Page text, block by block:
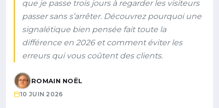
que je passe trois jours à regarder les visiteurs
passer sans s’arrêter. Découvrez pourquoi une
signalétique bien pensée fait toute la
différence en 2026 et comment éviter les
erreurs qui vous coûtent des clients.
ROMAIN NOËL
10 JUIN 2026